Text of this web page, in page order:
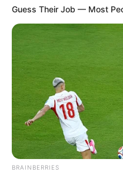
Guess Their Job — Most
BRAINBERRIES